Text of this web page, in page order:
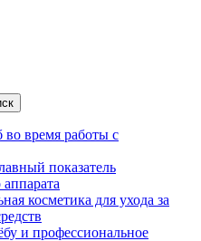
время работы с
показатель
косметика для ухода за
и профессиональное